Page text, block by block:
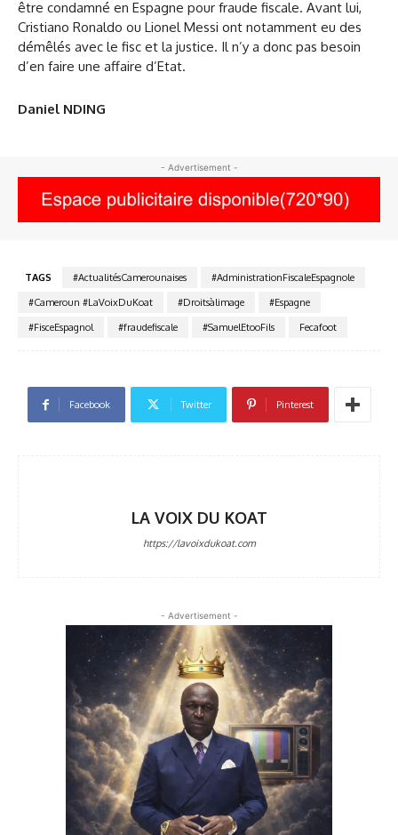
être condamné en Espagne pour fraude fiscale. Avant lui,
Cristiano Ronaldo ou Lionel Messi ont notamment eu des
démêlés avec le fisc et la justice. Il n’y a donc pas besoin
d’en faire une affaire d’Etat.
Daniel NDING
- Advertisement -
TAGS #ActualitésCamerounaises
#AdministrationFiscaleEspagnole
#Cameroun #LaVoixDuKoat
#Droitsàlimage
#Espagne
#FisceEspagnol
#fraudefiscale #SamuelEtooFils Fecafoot
Facebook Twitter Pinterest
LA VOIX DU KOAT
https://lavoixdukoat.com
- Advertisement -